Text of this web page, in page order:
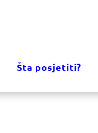
Šta posjetiti?